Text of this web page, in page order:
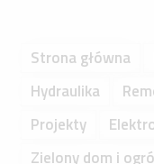
Strona główna
Hydraulika
Projekty
Zielony dom i